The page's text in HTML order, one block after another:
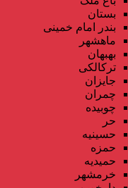
بستان
بندر امام خمینی
ماهشهر
بهبهان
ترکالکی
جایزان
چمران
چوبیده
حر
حسینیه
حمزه
حمیدیه
خرمشهر